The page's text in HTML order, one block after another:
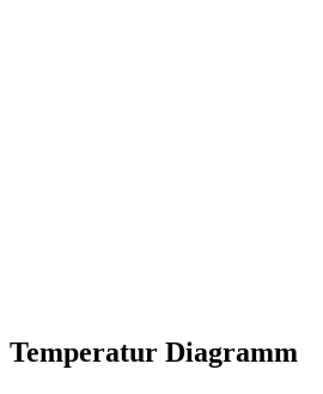
Temperatur Diagramm